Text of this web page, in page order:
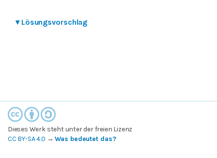
▾ Lösungsvorschlag
Dieses Werk steht unter der freien Lizenz
CC BY-SA 4.0 →Was bedeutet das?